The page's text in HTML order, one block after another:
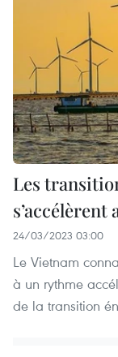
Les
s’accélèrent
24/03/2023 03:00
Le Vietnam
à un rythme
de la transition